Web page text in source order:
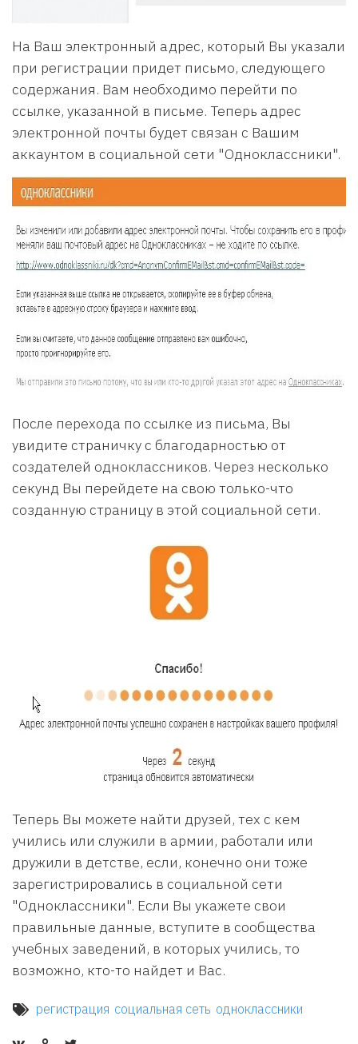
На Ваш электронный адрес, который Вы указали
при регистрации придет письмо, следующего
содержания. Вам необходимо перейти по
ссылке, указанной в письме. Теперь адрес
электронной почты будет связан с Вашим
аккаунтом в социальной сети "Одноклассники".
После перехода по ссылке из письма, Вы
увидите страничку с благодарностью от
создателей одноклассников. Через несколько
секунд Вы перейдете на свою только-что
созданную страницу в этой социальной сети.
Теперь Вы можете найти друзей, тех с кем
учились или служили в армии, работали или
дружили в детстве, если, конечно они тоже
зарегистрировались в социальной сети
"Одноклассники". Если Вы укажете свои
правильные данные, вступите в сообщества
учебных заведений, в которых учились, то
возможно, кто-то найдет и Вас.
регистрация социальная сеть одноклассники